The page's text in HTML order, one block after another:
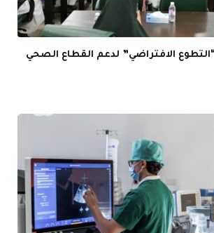
الافتراضي” لدعم القطاع الصحي